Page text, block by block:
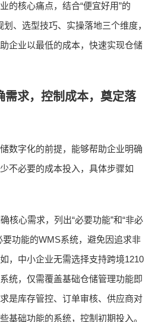
的核心痛点，结合“便宜好用”的
、选型技巧、实操落地三个维度，
企业以最低的成本，快速实现仓储
需求，控制成本，奠定落
数字化的前提，能够帮助企业明确
不必要的成本投入，具体步骤如
核心需求，列出“必要功能”和“非必
要功能的WMS系统，避免因追求非
，中小企业无需选择支持跨境1210
统，仅需覆盖基础仓储管理功能即
是库存管控、订单审核、供应商对
基础功能的系统，控制初期投入。